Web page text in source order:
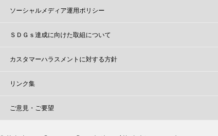
ソーシャルメディア運用ポリシー
ＳＤＧｓ達成に向けた取組について
カスタマーハラスメントに対する方針
リンク集
ご意見・ご要望